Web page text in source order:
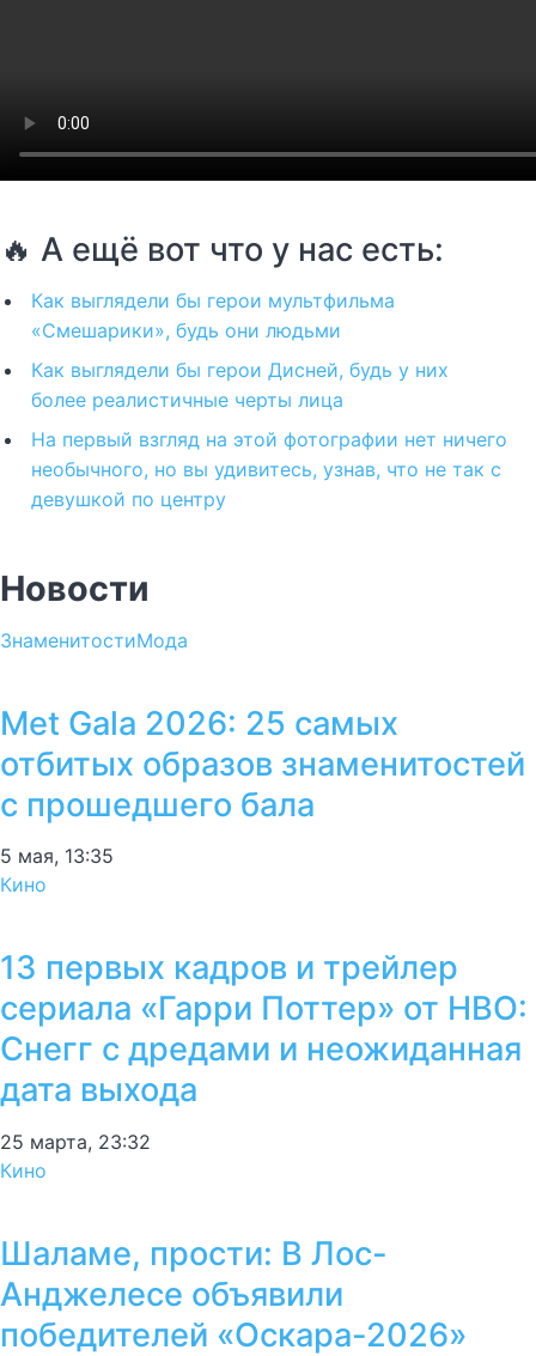
🔥 А ещё вот что у нас есть:
Как выглядели бы герои мультфильма
«Смешарики», будь они людьми
Как выглядели бы герои Дисней, будь у них
более реалистичные черты лица
На первый взгляд на этой фотографии нет ничего
необычного, но вы удивитесь, узнав, что не так с
девушкой по центру
Новости
ЗнаменитостиМода
Met Gala 2026: 25 самых
отбитых образов знаменитостей
с прошедшего бала
5 мая, 13:35
Кино
13 первых кадров и трейлер
сериала «Гарри Поттер» от HBO:
Снегг с дредами и неожиданная
дата выхода
25 марта, 23:32
Кино
Шаламе, прости: В Лос-
Анджелесе объявили
победителей «Оскара-2026»